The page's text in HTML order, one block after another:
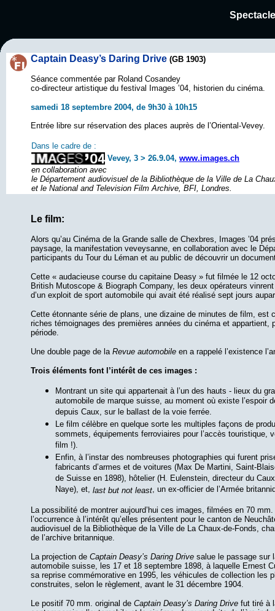
Captain Deasy’s Daring Drive (GB 1903)
Séance commentée par Roland Cosandey
co-directeur artistique du festival Images ’04, historien du cinéma.
samedi 18 septembre 2004, de 9h30 à 10h15
Entrée libre sur réservation des places auprès de l’Oriental-Vevey.
Dans le cadre de :
Vevey, 3 > 26.9.04, www.images.ch
en collaboration avec
le Département audiovisuel de la Bibliothèque de la Ville de La
et le National and Television Film Archive, BFI, Londres.
Le film:
Alors qu’au Cinéma de la Grande salle de Chexbres, Images ’04
paysage, la manifestation veveysanne, en collaboration avec le
participants du Tour du Léman et au public de découvrir un
Cette « audacieuse course du capitaine Deasy » fut filmée le 12
British Mutoscope & Biograph Company, les deux opérateurs
d’un exploit de sport automobile qui avait été réalisé sept jours
Cette étonnante série de plans, une dizaine de minutes de film,
riches témoignages des premières années du cinéma et
période.
Une double page de la Revue automobile en a rappelé l’existence
Trois éléments font l’intérêt de ces images :
Montrant un site qui appartenait à l’un des hauts - lieux du
automobile de marque suisse, au moment où existe l’espoir
depuis Caux, sur le ballast de la voie ferrée.
Le film célèbre en quelque sorte les multiples façons de
sommets, équipements ferroviaires pour l’accès
film !).
Enfin, à l’instar des nombreuses photographies qui furent
fabricants d’armes et de voitures (Max De Martini, Saint-
de Suisse en 1898), hôtelier (H. Eulenstein, directeur du
Naye), et, last but not least, un ex-officier de l’Armée
La possibilité de montrer aujourd’hui ces images, filmées en 70
l’occurrence à l’intérêt qu’elles présentent pour le canton de
audiovisuel de la Bibliothèque de la Ville de La Chaux-de-Fonds,
de l’archive britannique.
La projection de Captain Deasy’s Daring Drive salue le passage sur
automobile suisse, les 17 et 18 septembre 1898, à laquelle Ernest
sa reprise commémorative en 1995, les véhicules de collection les
construites, selon le règlement, avant le 31 décembre 1904.
Le positif 70 mm. original de Captain Deasy’s Daring Drive fut tiré à